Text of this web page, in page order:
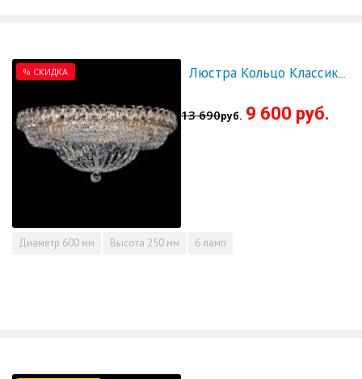
% СКИДКА
13 690руб. 9 600 руб.
Диаметр 600 мм Высота 250 мм 6 ламп